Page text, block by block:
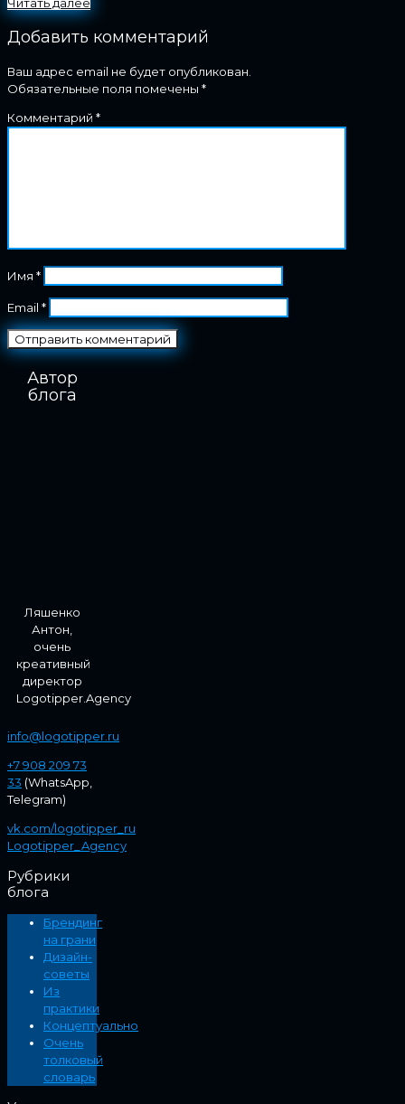
Добавить комментарий
Ваш адрес email не будет опубликован.
Обязательные поля помечены *
Комментарий *
Имя *
Email *
Автор
блога
Ляшенко
Антон,
очень
креативный
директор
Logotipper.Agency
info@logotipper.ru
+7 908 209 73
33 (WhatsApp,
Telegram)
vk.com/logotipper_ru
Logotipper_Agency
Рубрики
блога
Брендинг
на грани
Дизайн-
советы
Из
практики
Концептуально
Очень
толковый
словарь